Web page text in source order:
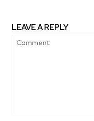
LEAVE A REPLY